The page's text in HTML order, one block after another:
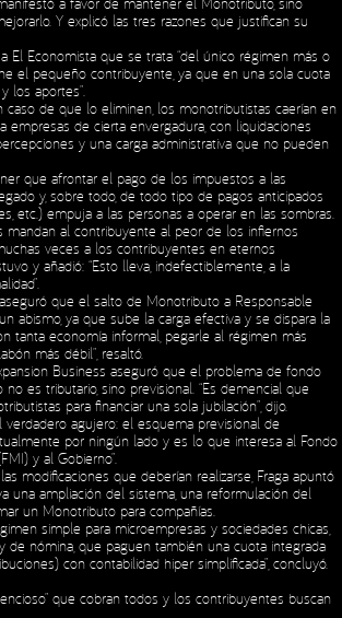
Y explicó las tres razones que justifican su
El Economista que se trata “del único régimen más o
el pequeño contribuyente, ya que en una sola cuota
los aportes”.
caso de que lo eliminen, los monotributistas caerían en
empresas de cierta envergadura, con liquidaciones
y una carga administrativa que no pueden
que afrontar el pago de los impuestos a las
y, sobre todo, de todo tipo de pagos anticipados
etc.) empuja a las personas a operar en las sombras.
mandan al contribuyente al peor de los infiernos
veces a los contribuyentes en eternos
y añadió: “Esto lleva, indefectiblemente, a la
que el salto de Monotributo a Responsable
abismo, ya que sube la carga efectiva y se dispara la
tanta economía informal, pegarle al régimen más
más débil”, resaltó.
Business aseguró que el problema de fondo
es tributario, sino previsional. “Es demencial que
para financiar una sola jubilación”, dijo.
verdadero agujero: el esquema previsional de
por ningún lado y es lo que interesa al Fondo
y al Gobierno”.
modificaciones que deberían realizarse, Fraga apuntó
una ampliación del sistema, una reformulación del
un Monotributo para compañías.
simple para microempresas y sociedades chicas,
de nómina, que paguen también una cuota integrada
con contabilidad hiper simplificada”, concluyó.
que cobran todos y los contribuyentes buscan